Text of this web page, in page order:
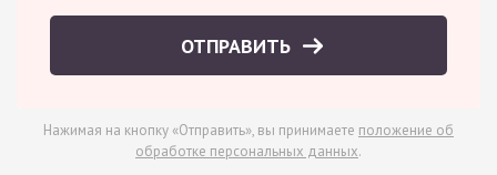
ОТПРАВИТЬ
Нажимая на кнопку «Отправить», вы принимаете положение об
обработке персональных данных.